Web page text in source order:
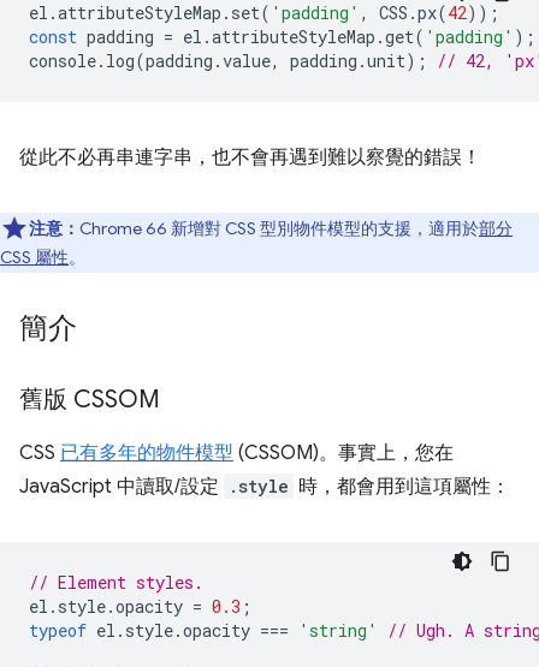
el .attributeStyleMap . set( 'padding' , CSS .px(42));
const padding = el .attributeStyleMap .get( 'padding' );
console. log(padding .value, padding .unit); // 42,
從此不必再串連字串，也不會再遇到難以察覺的錯誤！
注意： Chrome 66 新增對 CSS 型別物件模型的支援，適用於部分
CSS 屬性。
簡介
舊版 CSSOM
CSS 已有多年的物件模型 (CSSOM)。事實上，您在
JavaScript 中讀取/設定
.style 時，都會用到這項屬性：
// Element styles.
el . style.opacity = 0.3 ;
typeof el . style.opacity === 'string' // Ugh. A